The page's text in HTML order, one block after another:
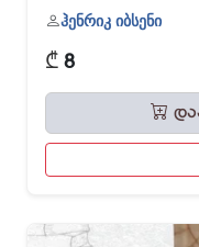
ჰენრიკ იბსენი
₾ 8